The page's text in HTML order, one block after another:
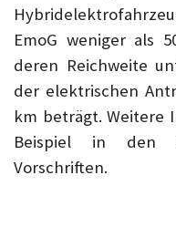
EmoG weniger als
deren Reichweite
der elektrischen
km beträgt. Weitere
Beispiel in den
Vorschriften.